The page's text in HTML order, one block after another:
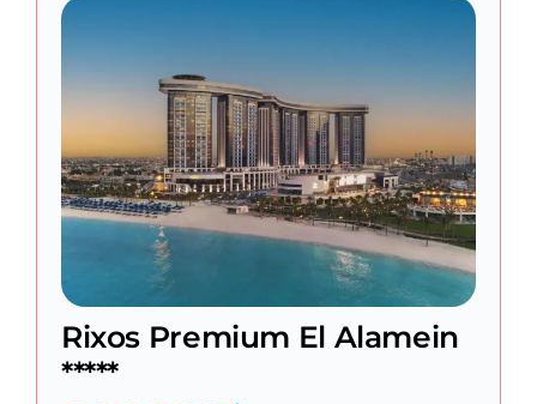
Rixos Premium El Alamein
*****